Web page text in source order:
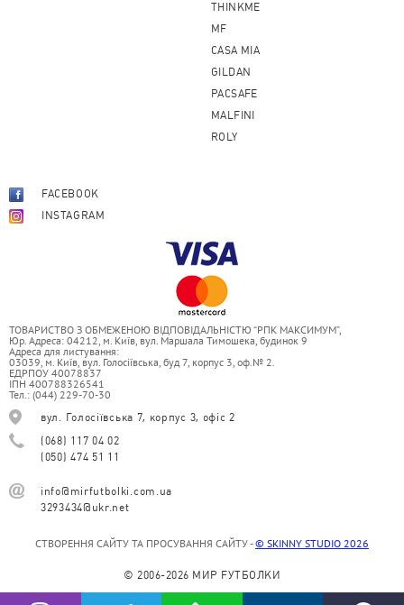
© 2006-2026 МИР FУТБОЛКИ
THINKME
MF
CASA MIA
GILDAN
PACSAFE
MALFINI
ROLY
FACEBOOK
INSTAGRAM
ТОВАРИСТВО З ОБМЕЖЕНОЮ ВІДПОВІДАЛЬНІСТЮ “РПК МАКСИМУМ”,
Юр. Адреса: 04212, м. Київ, вул. Маршала Тимошека, будинок 9
Адреса для листування:
03039, м. Київ, вул. Голосіївська, буд 7, корпус 3, оф.№ 2.
ЕДРПОУ 40078837
ІПН 400788326541
Тел.: (044) 229-70-30
вул. Голосіївська 7, корпус 3, офіс 2
(068) 117 04 02
(050) 474 51 11
info@mirfutbolki.com.ua
3293434@ukr.net
СТВОРЕННЯ САЙТУ ТА ПРОСУВАННЯ САЙТУ -© SKINNY STUDIO 2026